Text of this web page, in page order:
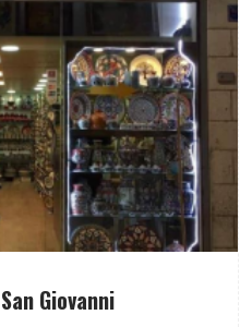
Giovanni